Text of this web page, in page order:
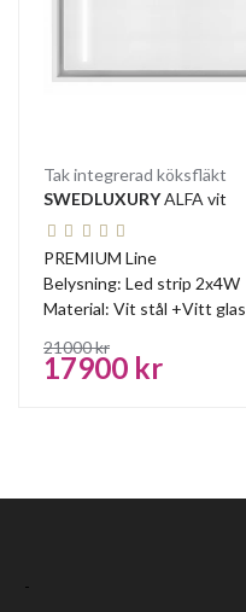
Tak integrerad köksfläkt
SWEDLUXURYALFA vit
17900 kr
21000 kr
PREMIUM Line
Belysning: Led strip 2x4W
Material: Vit stål +Vitt glas
-